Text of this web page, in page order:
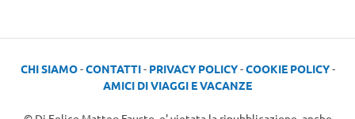
CHI SIAMO-CONTATTI- PRIVACY POLICY-COOKIE POLICY-
AMICI DI VIAGGI E VACANZE